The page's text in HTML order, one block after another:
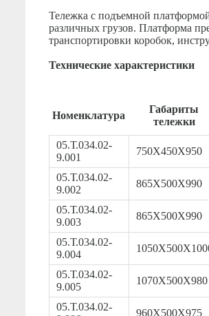
Тележка с подъемной
различных грузов. Платформа
транспортировки коробок,
Технические характеристики
Номенклатура
Габариты
тележки
05.Т.034.02-
9.001
750Х450Х950
05.Т.034.02-
9.002
865Х500Х990
05.Т.034.02-
9.003
865Х500Х990
05.Т.034.02-
9.004
05.Т.034.02-
9.005
1070Х500Х980
05.Т.034.02-
960Х500Х975